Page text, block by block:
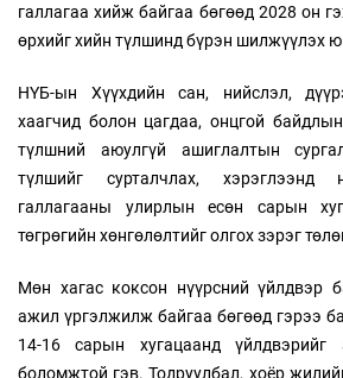
галлагаа хийж байгаа бөгөөд 2028 он
өрхийг хийн түлшинд бүрэн шилжүүлэх
НҮБ-ын Хүүхдийн сан, нийслэл,
хаагчид болон цагдаа, онцгой
түлшний аюулгүй ашиглалтын
түлшийг сурталчлах, хэрэглээнд
галлагааны улирлын есөн сарын
төгрөгийн хөнгөлөлтийг олгох зэрэг
Мөн хагас коксон нүүрсний үйлдвэр
ажил үргэлжилж байгаа бөгөөд гэрээ
14-16 сарын хугацаанд үйлдвэрийг
боломжтой гэв. Тодруулбал, хоёр